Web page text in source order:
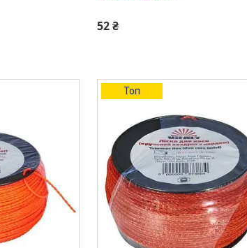
52 ₴
+380 (99) 454-50-15
Топ